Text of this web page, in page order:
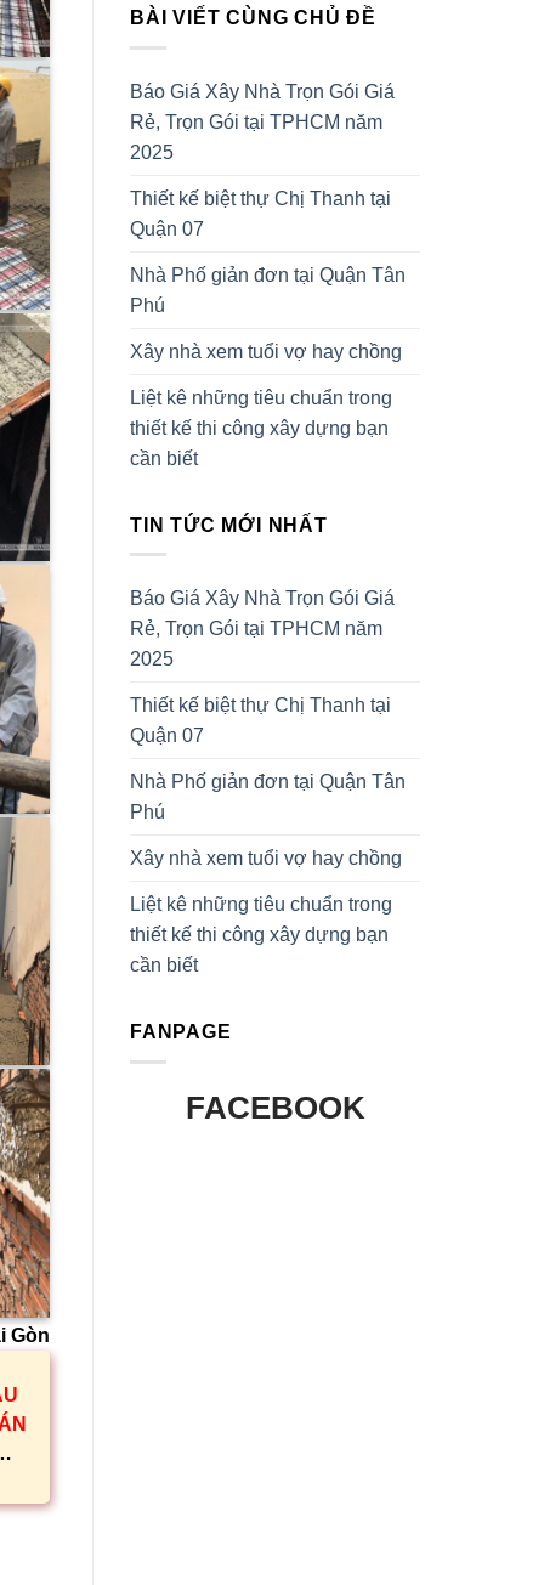
Gòn
BÀI VIẾT CÙNG CHỦ ĐỀ
Báo Giá Xây Nhà Trọn Gói Giá
Rẻ, Trọn Gói tại TPHCM năm
2025
Thiết kế biệt thự Chị Thanh tại
Quận 07
Nhà Phố giản đơn tại Quận Tân
Phú
Xây nhà xem tuổi vợ hay chồng
Liệt kê những tiêu chuẩn trong
thiết kế thi công xây dựng bạn
cần biết
TIN TỨC MỚI NHẤT
Báo Giá Xây Nhà Trọn Gói Giá
Rẻ, Trọn Gói tại TPHCM năm
2025
Thiết kế biệt thự Chị Thanh tại
Quận 07
Nhà Phố giản đơn tại Quận Tân
Phú
Xây nhà xem tuổi vợ hay chồng
Liệt kê những tiêu chuẩn trong
thiết kế thi công xây dựng bạn
cần biết
FANPAGE
FACEBOOK